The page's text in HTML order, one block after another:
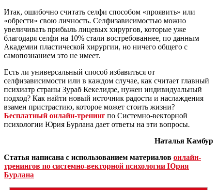
Итак, ошибочно считать селфи способом «проявить» или
«обрести» свою личность. Селфизависимостью можно
увеличивать прибыль лицевых хирургов, которые уже
благодаря селфи на 10% стали востребованнее, по данным
Академии пластической хирургии, но ничего общего с
самопознанием это не имеет.
Есть ли универсальный способ избавиться от
селфизависимости или в каждом случае, как считает главный
психиатр страны Зураб Кекелидзе, нужен индивидуальный
подход? Как найти новый источник радости и наслаждения
взамен пристрастию, которое может стоить жизни?
Бесплатный онлайн-тренинг по Системно-векторной
психологии Юрия Бурлана дает ответы на эти вопросы.
Наталья Камбур
Статья написана с использованием материалов онлайн-
тренингов по системно-векторной психологии Юрия
Бурлана